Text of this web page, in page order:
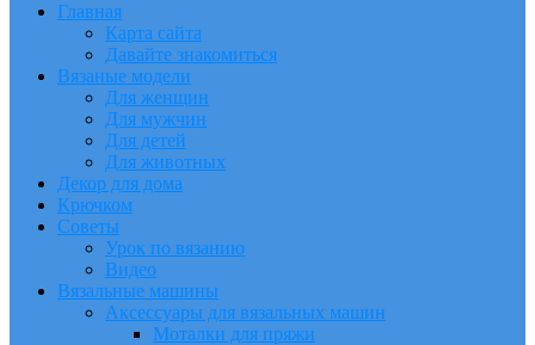
Главная
Карта сайта
Давайте знакомиться
Вязаные модели
Для женщин
Для мужчин
Для детей
Для животных
Декор для дома
Крючком
Советы
Урок по вязанию
Видео
Вязальные машины
Аксессуары для вязальных машин
Моталки для пряжи